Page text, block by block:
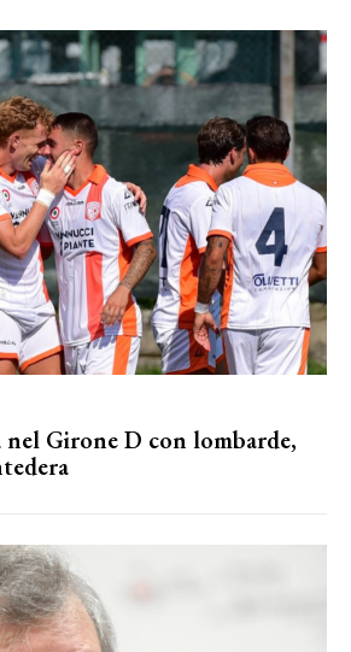
nel Girone D con lombarde,